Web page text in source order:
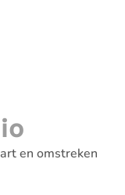
en omstreken